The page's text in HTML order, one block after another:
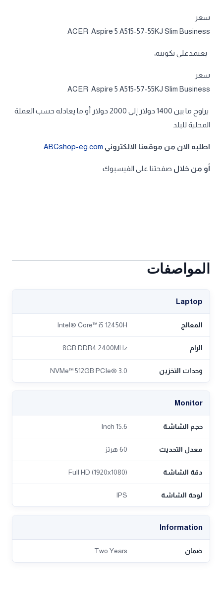
سعر
ACER Aspire 5 A515-57-55KJ Slim Business
يعتمدعلى تكوينه،
سعر
ACER Aspire 5 A515-57-55KJ Slim Business
يراوح ما بين 1400 دولار إلى 2000 دولار أو ما يعادله حسب العملة
المحلية للبلد
اطلبه الان من موقعنا الالكتروني ABCshop-eg.com
أو من خلال صفحتنا على الفيسبوك
المواصفات
Laptop
المعالج Intel® Core™ i5 12450H
الرام 8GB DDR4 2400MHz
وحدات التخزين NVMe™ 512GB PCIe® 3.0
Monitor
حجم الشاشة 15.6 Inch
معدل التحديث 60 هرتز
دقة الشاشة Full HD (1920x1080)
لوحة الشاشة IPS
Information
ضمان Two Years